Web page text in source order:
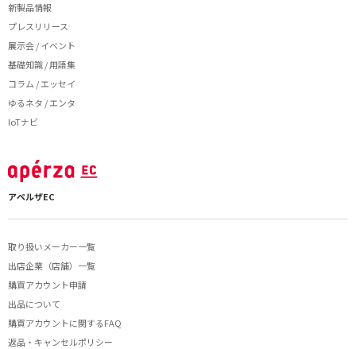
新製品情報
プレスリリース
展示会 / イベント
基礎知識 / 用語集
コラム / エッセイ
ゆるネタ / エンタ
IoTナビ
アペルザEC
取り扱いメーカー一覧
出店企業（店舗）一覧
購買アカウント申請
出品について
購買アカウントに関するFAQ
返品・キャンセルポリシー